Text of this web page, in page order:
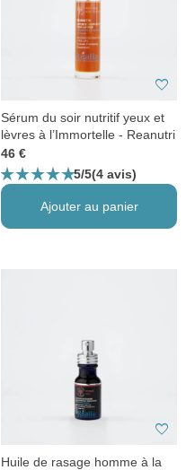
favorite
Sérum du soir nutritif yeux et
lèvres à l’Immortelle - Reanutri
46 €
star_ratestar_ratestar_ratestar_ratestar_rate5/5(4 avis)
Ajouter au panier
favorite
Huile de rasage homme à la